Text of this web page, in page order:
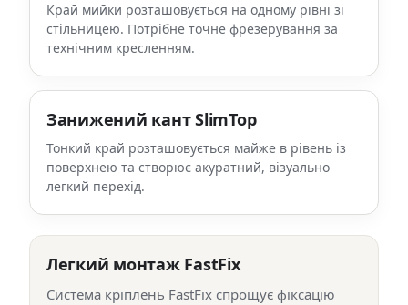
Край мийки розташовується на одному рівні зі
стільницею. Потрібне точне фрезерування за
технічним кресленням.
Занижений кант SlimTop
Тонкий край розташовується майже в рівень із
поверхнею та створює акуратний, візуально
легкий перехід.
Легкий монтаж FastFix
Система кріплень FastFix спрощує фіксацію